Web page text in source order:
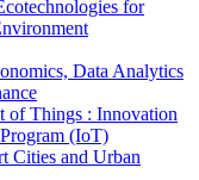
for
Data Analytics
of Things : Innovation
(IoT)
Cities and Urban